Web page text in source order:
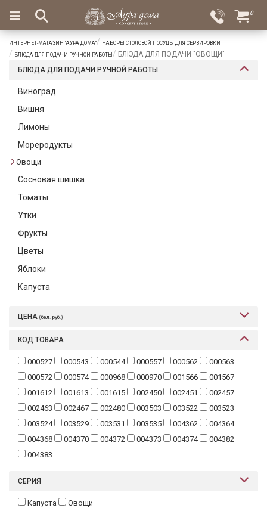
Вход
Избранное
×
Салоны
Доставка
Оплата
Подарки
для
дома
Бар
и
хрусталь
Посуда
Сервировка
Столовые
приборы
Текстиль
0
ИНТЕРНЕТ-МАГАЗИН "АУРА ДОМА"
НАБОРЫ СТОЛОВОЙ ПОСУДЫ ДЛЯ СЕРВИРОВКИ
БЛЮДА ДЛЯ ПОДАЧИ РУЧНОЙ РАБОТЫ
БЛЮДА ДЛЯ ПОДАЧИ "ОВОЩИ"
БЛЮДА ДЛЯ ПОДАЧИ РУЧНОЙ РАБОТЫ
Виноград
Вишня
Лимоны
Мореродукты
Овощи
Сосновая шишка
Томаты
Утки
Фрукты
Цветы
Яблоки
Капуста
ЦЕНА (бел. руб.)
КОД ТОВАРА
000527 000543 000544 000557 000562
000563
000572
000574 000968 000970 001566
001567
001612
001613 001615 002450 002451
002457
002463
002467 002480 003503 003522
003523
003524
003529 003531 003535 004362
004364
004368
004370 004372 004373 004374
004382
004383
СЕРИЯ
Капуста Овощи